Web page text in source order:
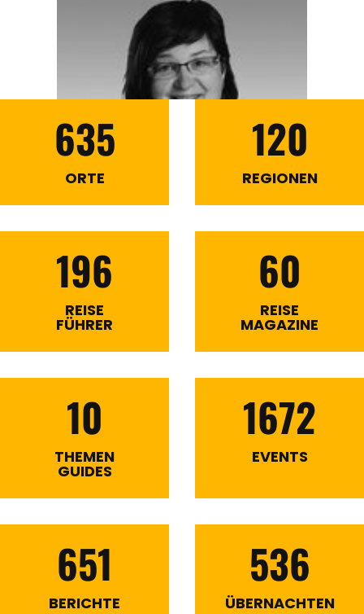
635
ORTE
120
REGIONEN
196
REISE
FÜHRER
60
REISE
MAGAZINE
10
THEMEN
GUIDES
1672
EVENTS
651
BERICHTE
536
ÜBERNACHTEN